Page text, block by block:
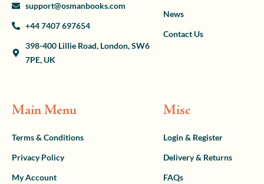
support@osmanbooks.com
+44 7407 697654
398-400 Lillie Road, London, SW6
7PE, UK
News
Contact Us
Main Menu
Terms & Conditions
Privacy Policy
My Account
Misc
Login & Register
Delivery & Returns
FAQs